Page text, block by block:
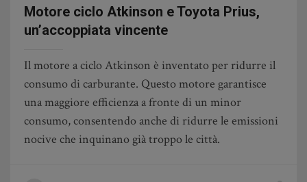
Motore ciclo Atkinson e Toyota Prius,
un’accoppiata vincente
Il motore a ciclo Atkinson è inventato per ridurre il
consumo di carburante. Questo motore garantisce
una maggiore efficienza a fronte di un minor
consumo, consentendo anche di ridurre le emissioni
nocive che inquinano già troppo le città.